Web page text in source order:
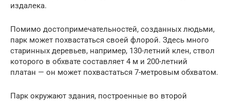
издалека.
Помимо достопримечательностей, созданных людьми,
парк может похвастаться своей флорой. Здесь много
старинных деревьев, например, 130-летний клен, ствол
которого в обхвате составляет 4 м и 200-летний
платан — он может похвастаться 7-метровым обхватом.
Парк окружают здания, построенные во второй